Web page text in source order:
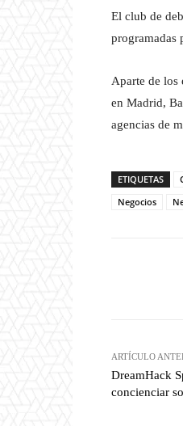
El club de
programadas
Aparte de los
en Madrid,
agencias de
ETIQUETAS
Negocios
ARTÍCULO
DreamHack
concienciar